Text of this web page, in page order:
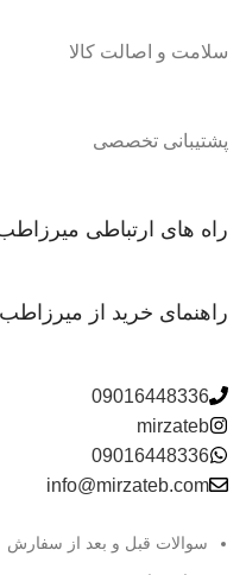
سلامت و اصالت کالا
پشتیبانی تخصصی
راه های ارتباطی
راهنمای خرید از میرزاطب
09016448336
mirzateb
09016448336
info@mirzateb.com
سوالات قبل و بعد از سفارش